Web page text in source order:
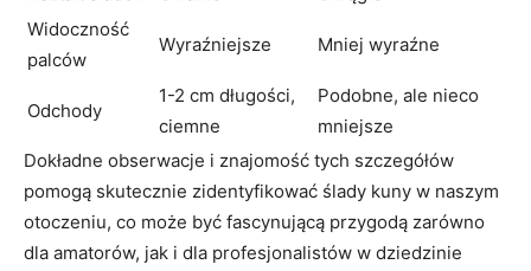
Widoczność
palców
Wyraźniejsze Mniej wyraźne
Odchody
1-2 cm długości,
ciemne
Podobne, ale nieco
mniejsze
Dokładne obserwacje i znajomość tych szczegółów
pomogą skutecznie zidentyfikować ślady kuny w naszym
otoczeniu, co może być fascynującą przygodą zarówno
dla amatorów, jak i dla profesjonalistów w dziedzinie